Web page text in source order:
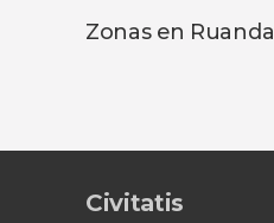
Zonas en Ruanda
Civitatis